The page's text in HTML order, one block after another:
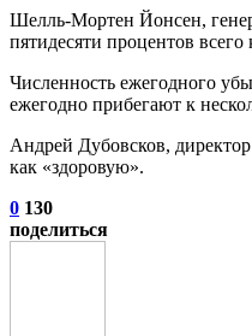
Шелль-Мортен Йонсен,
пятидесяти процентов всего
Численность ежегодного
ежегодно прибегают к
Андрей Дубовсков,
как «здоровую».
0 130
поделиться